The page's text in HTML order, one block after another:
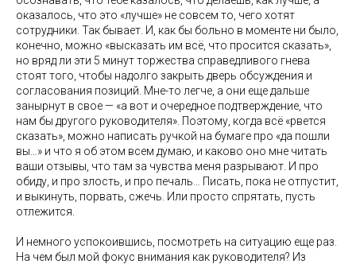
оказалось, что это «лучше» не совсем то, чего хотят
сотрудники. Так бывает. И, как бы больно в моменте ни было,
конечно, можно «высказать им всё, что просится сказать»,
но вряд ли эти 5 минут торжества справедливого гнева
стоят того, чтобы надолго закрыть дверь обсуждения и
согласования позиций. Мне-то легче, а они еще дальше
занырнут в свое — «а вот и очередное подтверждение, что
нам бы другого руководителя». Поэтому, когда всё «рвется
сказать», можно написать ручкой на бумаге про «да пошли
вы…» и что я об этом всем думаю, и каково оно мне читать
ваши отзывы, что там за чувства меня разрывают. И про
обиду, и про злость, и про печаль… Писать, пока не отпустит,
и выкинуть, порвать, сжечь. Или просто спрятать, пусть
отлежится.
И немного успокоившись, посмотреть на ситуацию еще раз.
На чем был мой фокус внимания как руководителя? Из